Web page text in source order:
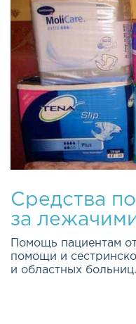
Средства
за
Помощь пациентам
помощи и
и областных больниц.